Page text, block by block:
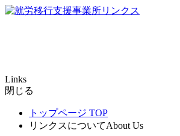
Links
閉じる
トップページ TOP
リンクスについてAbout Us